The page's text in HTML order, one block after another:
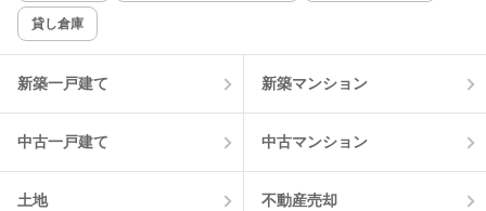
該当件数:
物件一覧に反映
貸し倉庫
新築一戸建て 新築マンション
中古一戸建て 中古マンション
土地 不動産売却